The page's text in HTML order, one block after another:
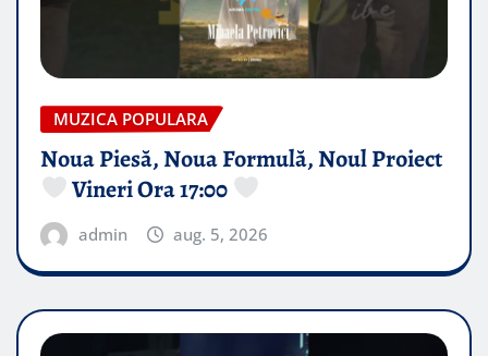
MUZICA POPULARA
Noua Piesă, Noua Formulă, Noul Proiect
Vineri Ora 17:00
admin aug. 5, 2026